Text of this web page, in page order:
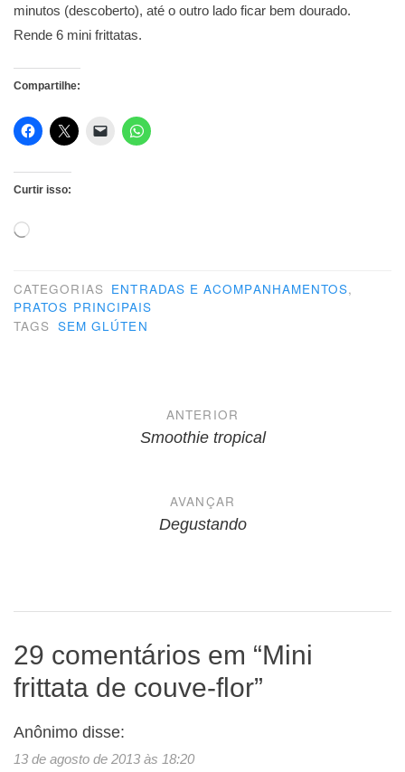
minutos (descoberto), até o outro lado ficar bem dourado.
Rende 6 mini frittatas.
Compartilhe:
Curtir isso:
Carregando...
CATEGORIAS ENTRADAS E ACOMPANHAMENTOS,
PRATOS PRINCIPAIS
TAGS SEM GLÚTEN
NavegaçãoANTERIOR
Smoothie tropical
AVANÇAR
Degustando
29 comentários em “Mini
frittata de couve-flor”
Anônimo disse:
13 de agosto de 2013 às 18:20